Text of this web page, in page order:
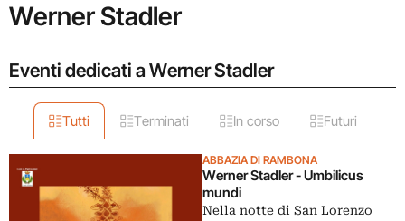
Werner Stadler
Eventi dedicati a Werner Stadler
Tutti Terminati In corso Futuri
ABBAZIA DI RAMBONA
Werner Stadler - Umbilicus
mundi
Nella notte di San Lorenzo